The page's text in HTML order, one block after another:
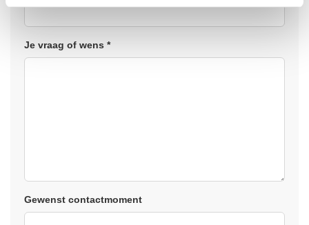
Je vraag of wens *
Gewenst contactmoment